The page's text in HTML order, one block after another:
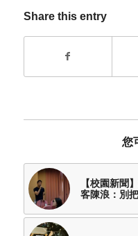
Share this entry
您
【校園新聞
客陳浪：別